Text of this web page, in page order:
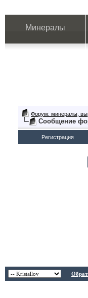
Минералы
Форум: минералы,
Сообщение
Регистрация